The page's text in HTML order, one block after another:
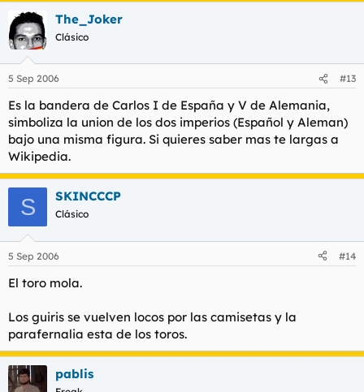
The_Joker
Clásico
5 Sep 2006 #13
Es la bandera de Carlos I de España y V de Alemania,
simboliza la union de los dos imperios (Español y Aleman)
bajo una misma figura. Si quieres saber mas te largas a
Wikipedia.
S SKINCCCP
Clásico
5 Sep 2006 #14
El toro mola.
Los guiris se vuelven locos por las camisetas y la
parafernalia esta de los toros.
pablis